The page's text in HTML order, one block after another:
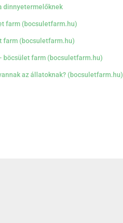
dinnyetermelőknek
farm (bocsuletfarm.hu)
farm (bocsuletfarm.hu)
böcsület farm (bocsuletfarm.hu)
az állatoknak? (bocsuletfarm.hu)